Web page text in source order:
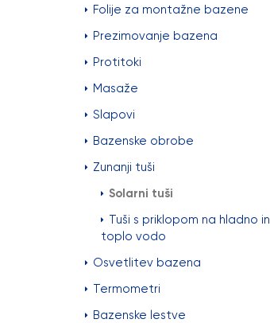
Folije za montažne bazene
Prezimovanje bazena
Protitoki
Masaže
Slapovi
Bazenske obrobe
Zunanji tuši
Solarni tuši
Tuši s priklopom na hladno in
toplo vodo
Osvetlitev bazena
Termometri
Bazenske lestve